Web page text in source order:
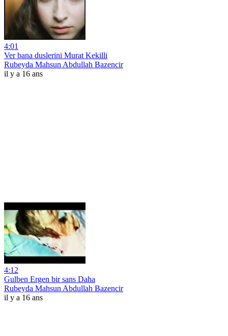
4:01
Ver bana duslerini Murat Kekilli
Rubeyda Mahsun Abdullah Bazencir
il y a 16 ans
4:12
Gulben Ergen bir sans Daha
Rubeyda Mahsun Abdullah Bazencir
il y a 16 ans